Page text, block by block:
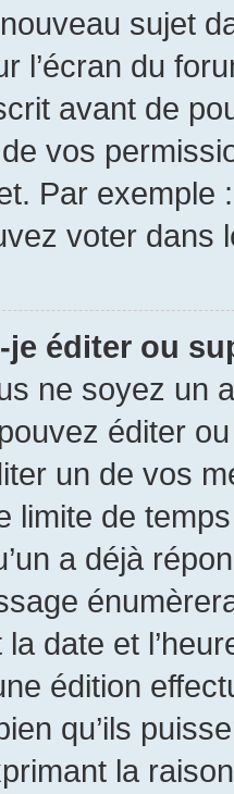
sujet
l’écran du
avant de
vos
Par exemple
voter dans
éditer ou
ne soyez un
éditer
un de vos
limite de
a déjà
date et
édition
qu’ils
la